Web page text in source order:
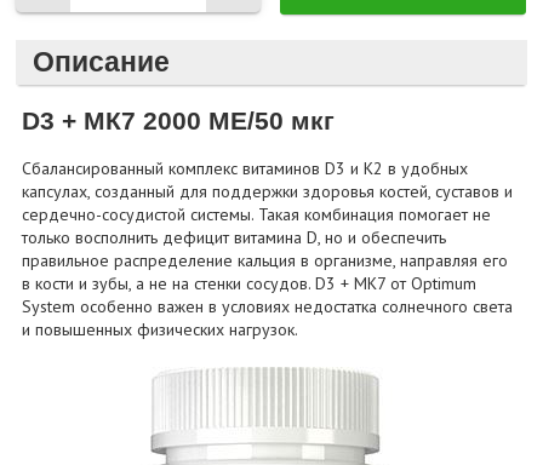
Описание
D3 + МК7 2000 МЕ/50 мкг
Сбалансированный комплекс витаминов D3 и K2 в удобных
капсулах, созданный для поддержки здоровья костей, суставов и
сердечно-сосудистой системы. Такая комбинация помогает не
только восполнить дефицит витамина D, но и обеспечить
правильное распределение кальция в организме, направляя его
в кости и зубы, а не на стенки сосудов. D3 + МК7 от Optimum
System особенно важен в условиях недостатка солнечного света
и повышенных физических нагрузок.